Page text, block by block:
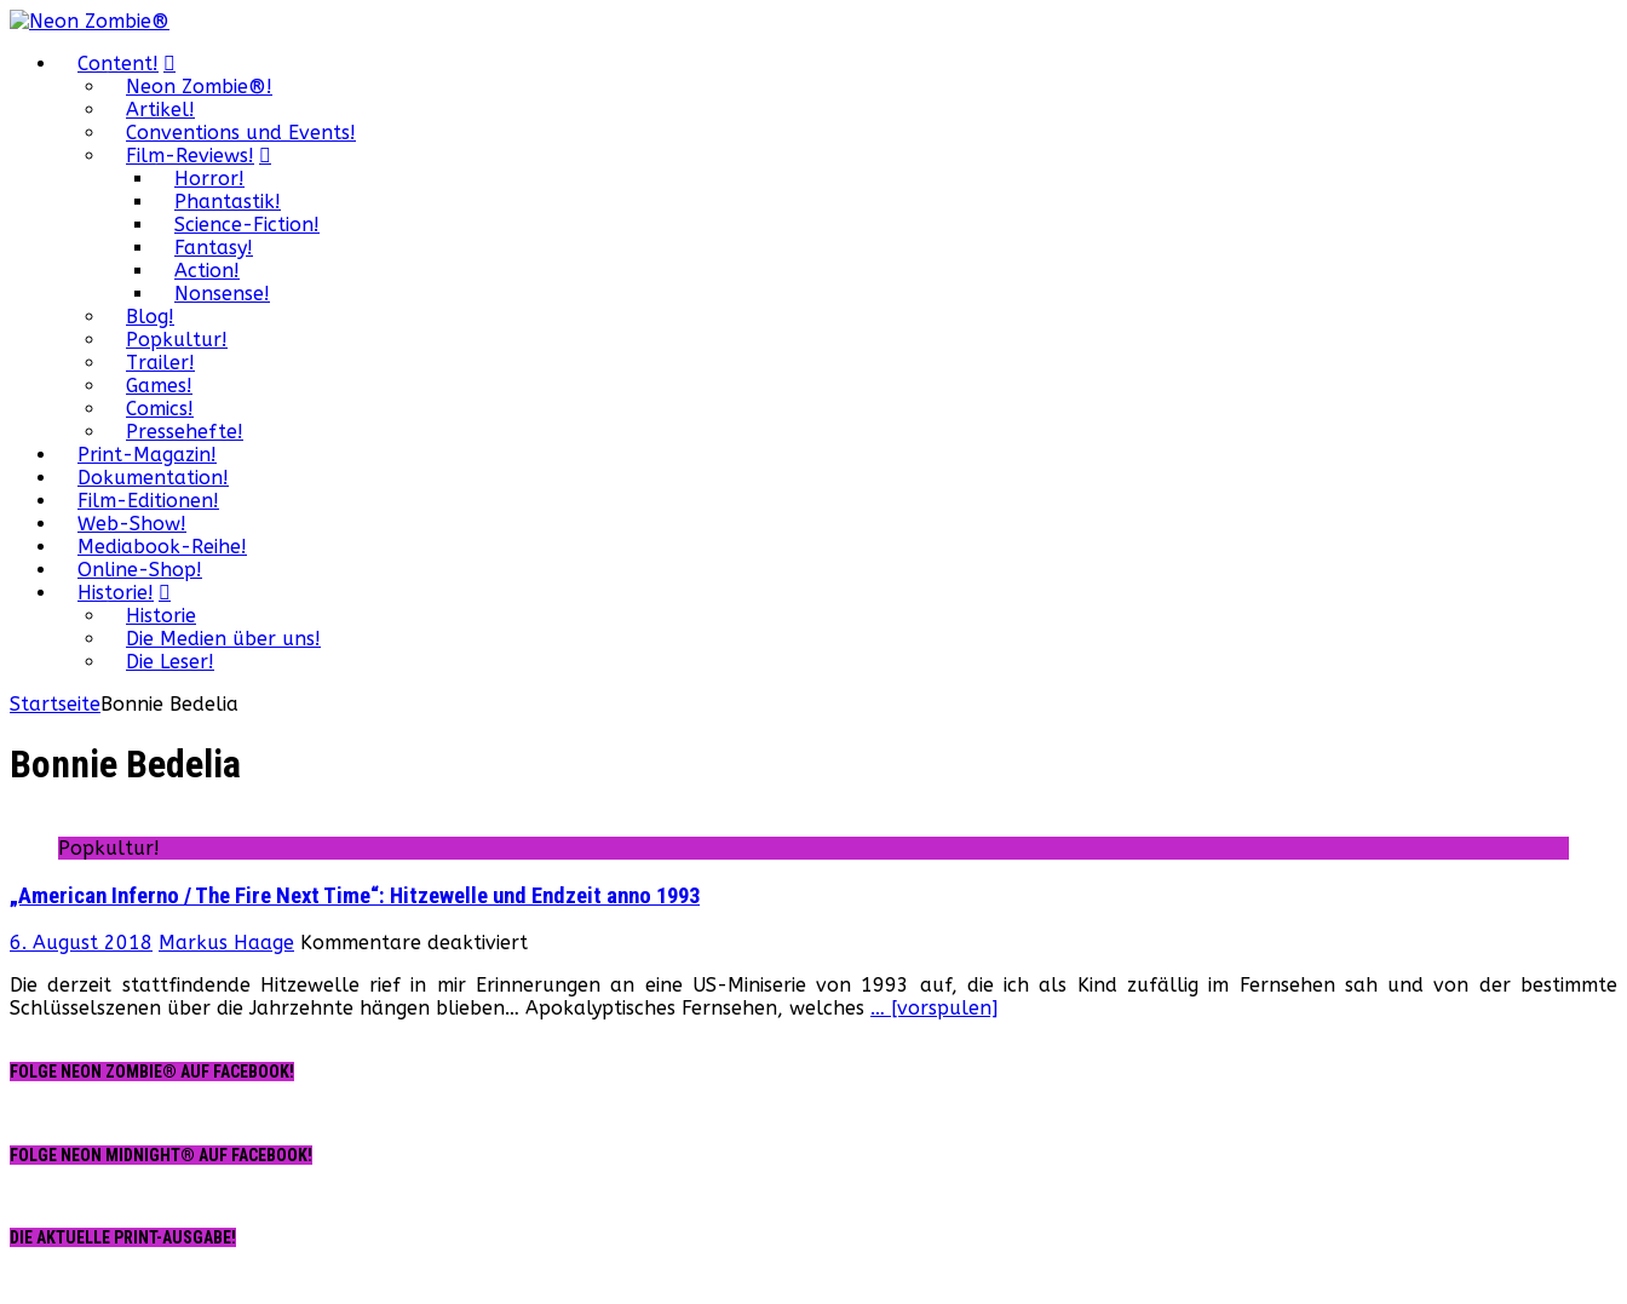
Content!
Neon Zombie®!
Artikel!
Conventions und Events!
Film-Reviews!
Horror!
Phantastik!
Science-Fiction!
Fantasy!
Action!
Nonsense!
Blog!
Popkultur!
Trailer!
Games!
Comics!
Pressehefte!
Print-Magazin!
Dokumentation!
Film-Editionen!
Web-Show!
Mediabook-Reihe!
Online-Shop!
Historie!
Historie
Die Medien über uns!
Die Leser!
StartseiteBonnie Bedelia
Bonnie Bedelia
Popkultur!
„American Inferno / The Fire Next Time“: Hitzewelle und Endzeit anno 1993
6. August 2018 Markus Haage Kommentare deaktiviertfür
Inferno
/
Die derzeit stattfindende Hitzewelle rief in mir Erinnerungen an eine US-Miniserie von 1993 auf, die ich als Kind zufällig im Fernsehen sah und von der bestimmte
Schlüsselszenen über die Jahrzehnte hängen blieben… Apokalyptisches Fernsehen, welches … [vorspulen]
FOLGE NEON ZOMBIE® AUF FACEBOOK!
FOLGE NEON MIDNIGHT® AUF FACEBOOK!
DIE AKTUELLE PRINT-AUSGABE!